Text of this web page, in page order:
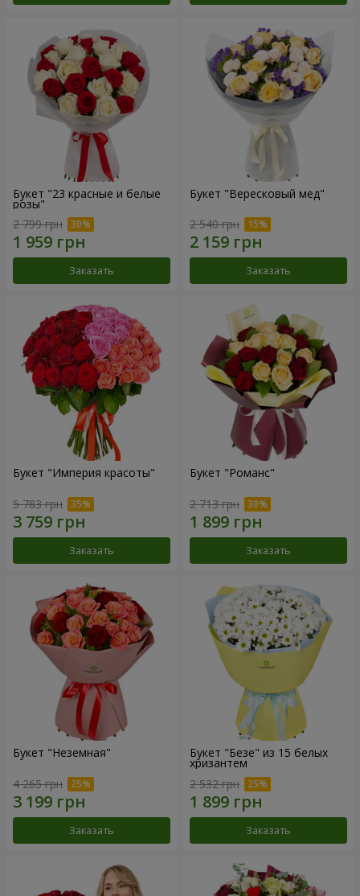
Букет "23 красные и белые
розы"
2 799 грн
Заказать
Букет "Вересковый мед"
2 540 грн
Заказать
Букет "Империя красоты"
5 783 грн
Заказать
Букет "Романс"
2 713 грн
Заказать
Букет "Неземная"
4 265 грн
Заказать
Букет "Безе" из 15 белых
хризантем
2 532 грн
Заказать